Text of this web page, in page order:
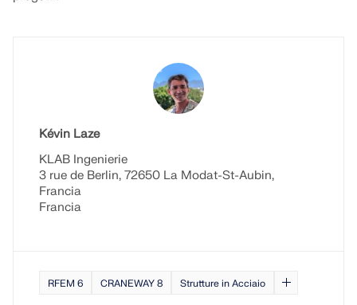
Kévin Laze
KLAB Ingenierie
3 rue de Berlin, 72650 La Modat-St-Aubin,
Francia
Francia
RFEM 6 CRANEWAY 8 Strutture in Acciaio